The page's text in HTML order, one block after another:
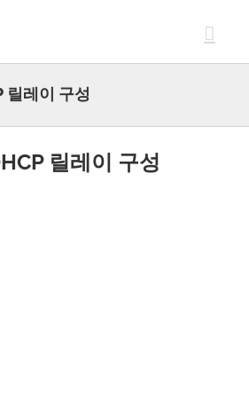
릴레이 구성
릴레이 구성